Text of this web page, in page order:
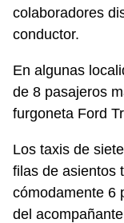
colaboradores
conductor.
En algunas
de 8 pasajeros
furgoneta Ford
Los taxis de
filas de asientos
cómodamente 6
del